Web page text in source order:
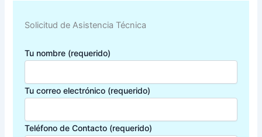
Solicitud de Asistencia Técnica
Tu nombre (requerido)
Tu correo electrónico (requerido)
Teléfono de Contacto (requerido)